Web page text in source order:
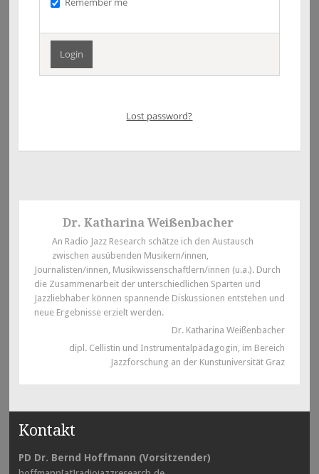
Lost password?
Dr. Katharina Weißenbacher
An Radio Jazz Research schätze ich den Austausch
zwischen ausübenden Musikern/innen,
Journalisten/innen, Musikwissenschaftlern/innen (u.a.). Durch
die Zusammenarbeit der unterschiedlichen Sparten und
Jazzliebhaber können spannende Diskussionen entstehen und
neue Ergebnisse erzielt werden.
Dr. Katharina Weißenbacher
dipl. Cellistin und Instrumentalpädagogin, im Bereich
Jazzforschung an der Kunstuniversität Graz
Kontakt
PD Dr. Bernd Hoffmann (Vorsitzender)